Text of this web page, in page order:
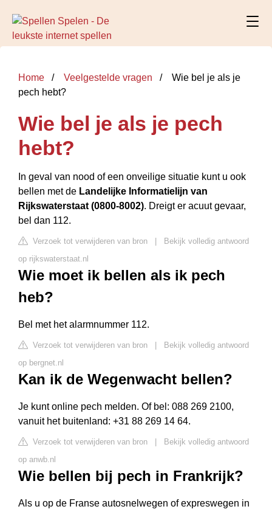
Home Veelgestelde vragen
Wie bel je als je
pech hebt?
Wie bel je als je pech
hebt?
In geval van nood of een onveilige situatie kunt u ook
bellen met de Landelijke Informatielijn van
Rijkswaterstaat (0800-8002). Dreigt er acuut gevaar,
bel dan 112.
Verzoek tot verwijderen van bron
Bekijk volledig antwoord
op rijkswaterstaat.nl
Wie moet ik bellen als ik pech
heb?
Bel met het alarmnummer 112.
Verzoek tot verwijderen van bron
Bekijk volledig antwoord
op bergnet.nl
Kan ik de Wegenwacht bellen?
Je kunt online pech melden. Of bel: 088 269 2100,
vanuit het buitenland: +31 88 269 14 64.
Verzoek tot verwijderen van bron
Bekijk volledig antwoord
op anwb.nl
Wie bellen bij pech in Frankrijk?
Als u op de Franse autosnelwegen of expreswegen in